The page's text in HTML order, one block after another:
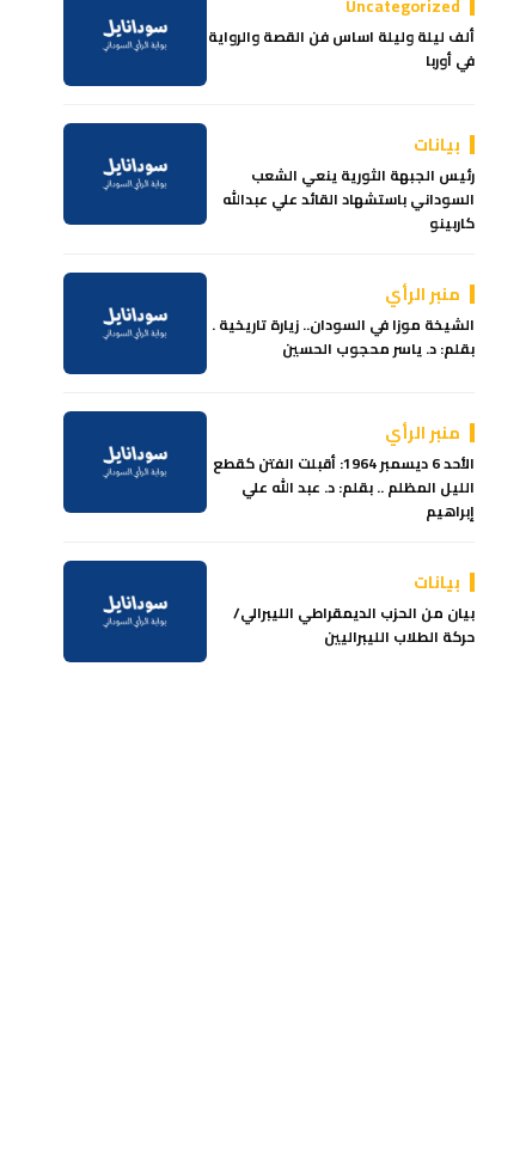
ألف ليلة وليلة اساس فن القصة والرواية
في أوربا
بيانات
رئيس الجبهة الثورية ينعي الشعب
السوداني باستشهاد القائد علي عبدالله
كاربينو
منبر الرأي
الشيخة موزا في السودان.. زيارة تاريخية .
بقلم: د. ياسر محجوب الحسين
منبر الرأي
الأحد 6 ديسمبر 1964: أقبلت الفتن كقطع
الليل المظلم .. بقلم: د. عبد الله علي
إبراهيم
بيانات
بيان من الحزب الديمقراطي الليبرالي/
حركة الطلاب الليبراليين